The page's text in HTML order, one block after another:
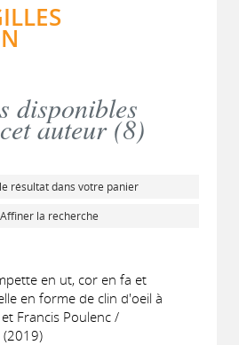
disponibles
auteur (8)
résultat dans votre panier
Affiner la recherche
en ut, cor en fa et
en forme de clin d'oeil à
Francis Poulenc /
(2019)